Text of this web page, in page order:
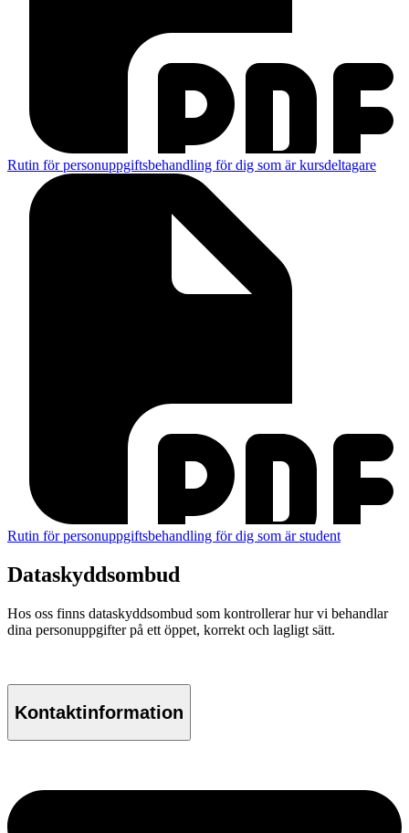
Rutin för personuppgiftsbehandling för dig som är kursdeltagare
Rutin för personuppgiftsbehandling för dig som är student
Dataskyddsombud
Hos oss finns dataskyddsombud som kontrollerar hur vi behandlar
dina personuppgifter på ett öppet, korrekt och lagligt sätt.
Kontaktinformation